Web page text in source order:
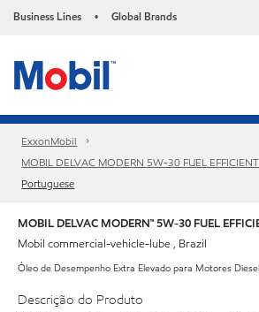
Business Lines • Global Brands
ExxonMobil
MOBIL DELVAC MODERN 5W-30 FUEL
Portuguese
MOBIL DELVAC MODERN™ 5W-30 FUEL
Mobil commercial-vehicle-lube , Brazil
Óleo de Desempenho Extra Elevado para Motores Diesel
Descrição do Produto